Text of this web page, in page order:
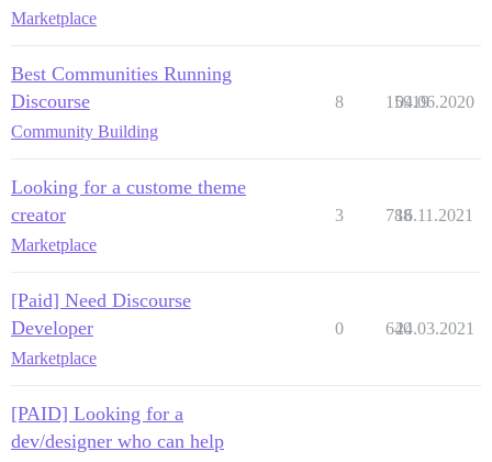
Marketplace
Best Communities Running
Discourse
Community Building
8 15919
04.06.2020
Looking for a custome theme
creator
Marketplace
3 788
16.11.2021
[Paid] Need Discourse
Developer
Marketplace
0 640
24.03.2021
[PAID] Looking for a
dev/designer who can help